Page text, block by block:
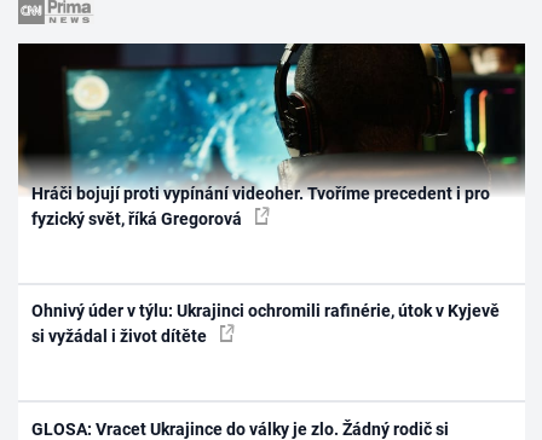
Hráči bojují proti vypínání videoher. Tvoříme precedent i pro
fyzický svět, říká Gregorová
Ohnivý úder v týlu: Ukrajinci ochromili rafinérie, útok v Kyjevě
si vyžádal i život dítěte
GLOSA: Vracet Ukrajince do války je zlo. Žádný rodič si